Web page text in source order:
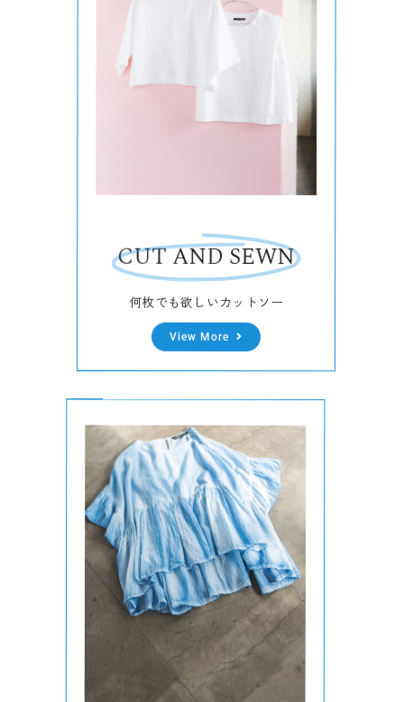
CUT AND SEWN
何枚でも欲しいカットソー
View More